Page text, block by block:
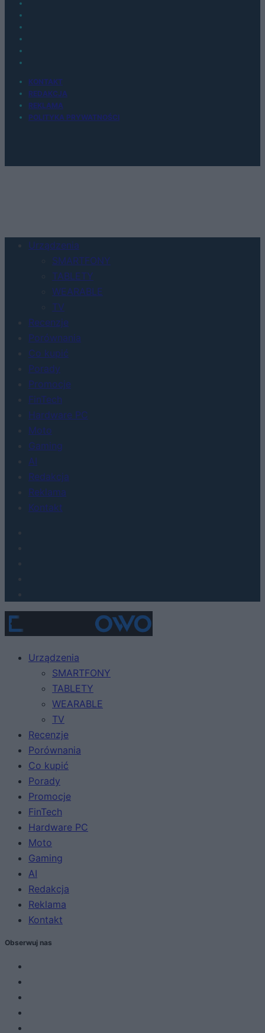
KONTAKT
REDAKCJA
REKLAMA
POLITYKA PRYWATNOŚCI
Urządzenia
SMARTFONY
TABLETY
WEARABLE
TV
Recenzje
Porównania
Co kupić
Porady
Promocje
FinTech
Hardware PC
Moto
Gaming
AI
Redakcja
Reklama
Kontakt
Urządzenia
SMARTFONY
TABLETY
WEARABLE
TV
Recenzje
Porównania
Co kupić
Porady
Promocje
FinTech
Hardware PC
Moto
Gaming
AI
Redakcja
Reklama
Kontakt
Obserwuj nas